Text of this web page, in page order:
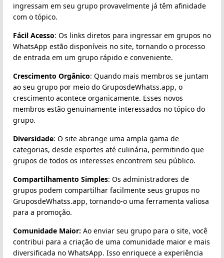
ingressam em seu grupo provavelmente já têm afinidade
com o tópico.
Fácil Acesso: Os links diretos para ingressar em grupos no
WhatsApp estão disponíveis no site, tornando o processo
de entrada em um grupo rápido e conveniente.
Crescimento Orgânico: Quando mais membros se juntam
ao seu grupo por meio do GruposdeWhatss.app, o
crescimento acontece organicamente. Esses novos
membros estão genuinamente interessados no tópico do
grupo.
Diversidade: O site abrange uma ampla gama de
categorias, desde esportes até culinária, permitindo que
grupos de todos os interesses encontrem seu público.
Compartilhamento Simples: Os administradores de
grupos podem compartilhar facilmente seus grupos no
GruposdeWhatss.app, tornando-o uma ferramenta valiosa
para a promoção.
Comunidade Maior: Ao enviar seu grupo para o site, você
contribui para a criação de uma comunidade maior e mais
diversificada no WhatsApp. Isso enriquece a experiência